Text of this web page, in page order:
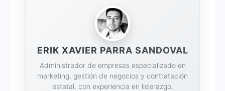
ERIK XAVIER PARRA SANDOVAL
Administrador de empresas especializado en
marketing, gestión de negocios y contratación
estatal, con experiencia en liderazgo,